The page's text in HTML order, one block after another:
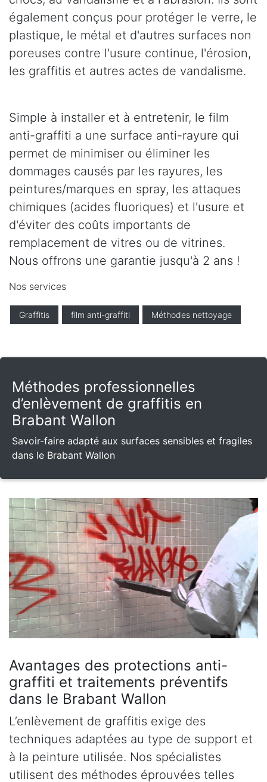
également conçus pour protéger le verre, le
plastique, le métal et d'autres surfaces non
poreuses contre l'usure continue, l'érosion,
les graffitis et autres actes de vandalisme.
Simple à installer et à entretenir, le film
anti-graffiti a une surface anti-rayure qui
permet de minimiser ou éliminer les
dommages causés par les rayures, les
peintures/marques en spray, les attaques
chimiques (acides fluoriques) et l'usure et
d'éviter des coûts importants de
remplacement de vitres ou de vitrines.
Nous offrons une garantie jusqu'à 2 ans !
Nos services
Graffitis film anti-graffiti Méthodes nettoyage
Méthodes professionnelles
d’enlèvement de graffitis en
Brabant Wallon
Savoir-faire adapté aux surfaces sensibles et fragiles
dans le Brabant Wallon
Avantages des protections anti-
graffiti et traitements préventifs
dans le Brabant Wallon
L’enlèvement de graffitis exige des
techniques adaptées au type de support et
à la peinture utilisée. Nos spécialistes
utilisent des méthodes éprouvées telles